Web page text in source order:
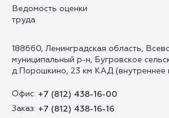
188660, Ленинградская область,
муниципальный р-н, Бугровское
д.Порошкино, 23 км КАД (внутреннее
Офис: +7 (812) 438-16-00
Заказ: +7 (812) 438-16-16
Ведомость оценки
труда